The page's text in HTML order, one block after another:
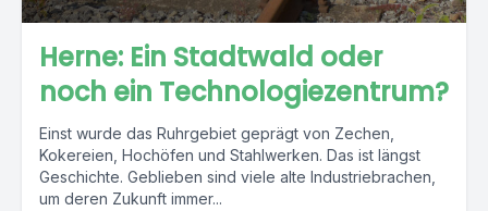
Herne: Ein Stadtwald oder
noch ein Technologiezentrum?
Einst wurde das Ruhrgebiet geprägt von Zechen,
Kokereien, Hochöfen und Stahlwerken. Das ist längst
Geschichte. Geblieben sind viele alte Industriebrachen,
um deren Zukunft immer...